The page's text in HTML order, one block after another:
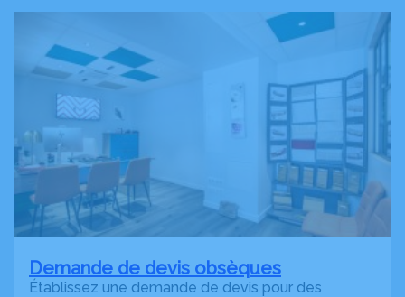
Demande de devis obsèques
Établissez une demande de devis pour des